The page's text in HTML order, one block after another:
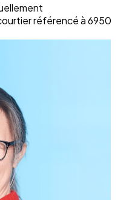
référencé à 6950